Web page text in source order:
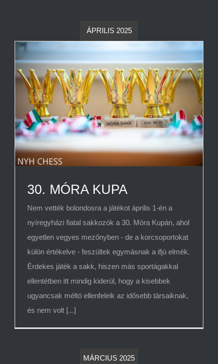
PÁLYÁZATOK
NYESE NAPTÁR
KAPCSOLAT
ÁPRILIS 2025
30. MÓRA KUPA
Nem vették bolondosra a játékot április 1-én a
nyíregyházi fiatal sakkozók a 30. Móra Kupán, ahol
egyetlen vegyes mezőnyben - de a korcsoportokat
külön értékelve - feszültek egymásnak a ifjú elmék.
Érdekes játék a sakk, hiszen más sportágakkal
ellentétben itt mindig kiderül, hogy a kisebbek
ugyancsak méltó ellenfeleik az idősebb társaiknak,
és nem volt [...]
MÁRCIUS 2025